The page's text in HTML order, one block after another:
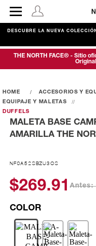
DESCUBRE LA NUEVA
THE NORTH FACE® - Sitio
ACCESORIOS Y
EQUIPAJE Y MALETAS
DUFFELS
MALETA BASE
AMARILLA THE
NF0A52SBZU3OS
$269.91 Antes: